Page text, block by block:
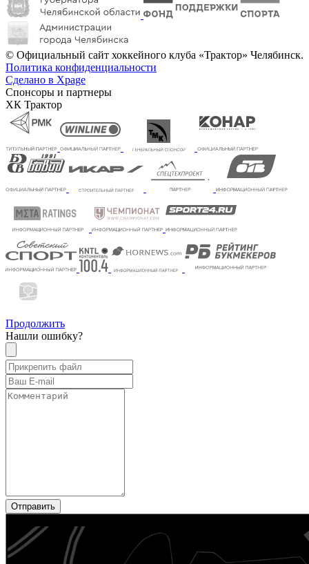
© Официальный сайт хоккейного клуба «Трактор» Челябинск.
Политика конфиденциальности
Сделано в Xpage
Спонсоры и партнеры
ХК Трактор
Продолжить
Нашли ошибку?